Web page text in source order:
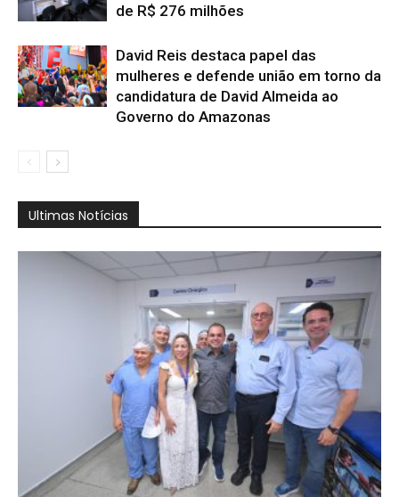
de R$ 276 milhões
David Reis destaca papel das
mulheres e defende união em torno da
candidatura de David Almeida ao
Governo do Amazonas
Ultimas Notícias